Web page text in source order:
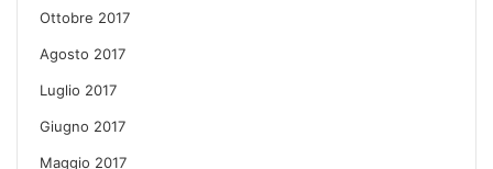
Ottobre 2017
Agosto 2017
Luglio 2017
Giugno 2017
Maggio 2017